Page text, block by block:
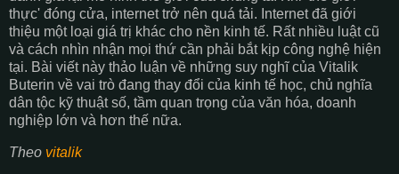
thực' đóng cửa, internet trở nên quá tải. Internet đã giới
thiệu một loại giá trị khác cho nền kinh tế. Rất nhiều luật cũ
và cách nhìn nhận mọi thứ cần phải bắt kịp công nghệ hiện
tại. Bài viết này thảo luận về những suy nghĩ của Vitalik
Buterin về vai trò đang thay đổi của kinh tế học, chủ nghĩa
dân tộc kỹ thuật số, tầm quan trọng của văn hóa, doanh
nghiệp lớn và hơn thế nữa.
Theo vitalik